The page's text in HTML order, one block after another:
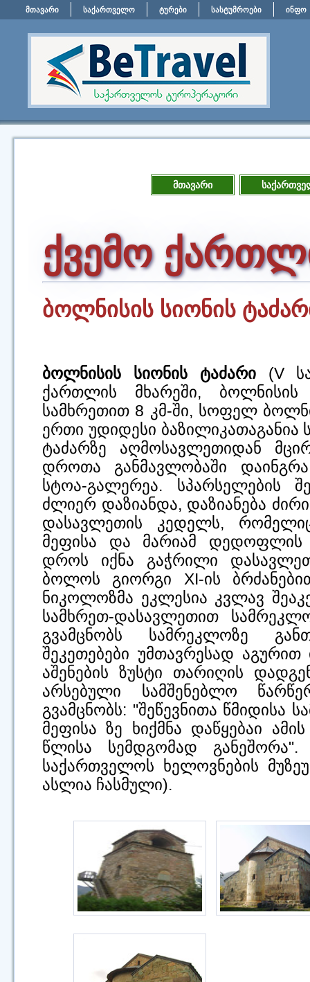
მთავარი საქართველო ტურები სასტუმროები ინფო
მთავარი
ქვემო
ბოლნისის სიონის
ბოლნისის სიონის ტაძარი(V
ქართლის მხარეში, ბოლნისის
სამხრეთით 8 კმ-ში, სოფელ
ერთი უდიდესი ბაზილიკათაგანია
ტაძარზე აღმოსავლეთიდან
დროთა განმავლობაში
სტოა-გალერეა. სპარსელების
ძლიერ დაზიანდა, დაზიანება
დასავლეთის კედელს,
მეფისა და მარიამ დედოფლის
დროს იქნა გაჭრილი
ბოლოს გიორგი XI-ის
ნიკოლოზმა ეკლესია კვლავ
სამხრეთ-დასავლეთით
გვამცნობს სამრეკლოზე
შეკეთებები უმთავრესად
აშენების ზუსტი თარიღის
არსებული სამშენებლო
გვამცნობს: "შეწევნითა წმიდისა
მეფისა ზე ხიქმნა დაწყებაი
წლისა სემდგომად
საქართველოს ხელოვნების
ასლია ჩასმული).